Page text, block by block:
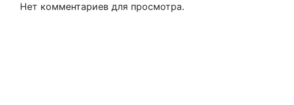
Нет комментариев для просмотра.